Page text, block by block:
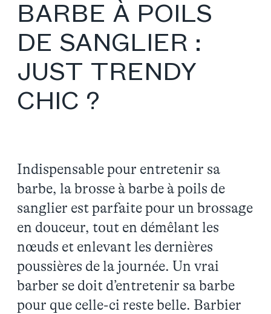
BARBE À POILS
DE SANGLIER :
JUST TRENDY
CHIC ?
Indispensable pour entretenir sa
barbe, la brosse à barbe à poils de
sanglier est parfaite pour un brossage
en douceur, tout en démêlant les
nœuds et enlevant les dernières
poussières de la journée. Un vrai
barber se doit d’entretenir sa barbe
pour que celle-ci reste belle. Barbier